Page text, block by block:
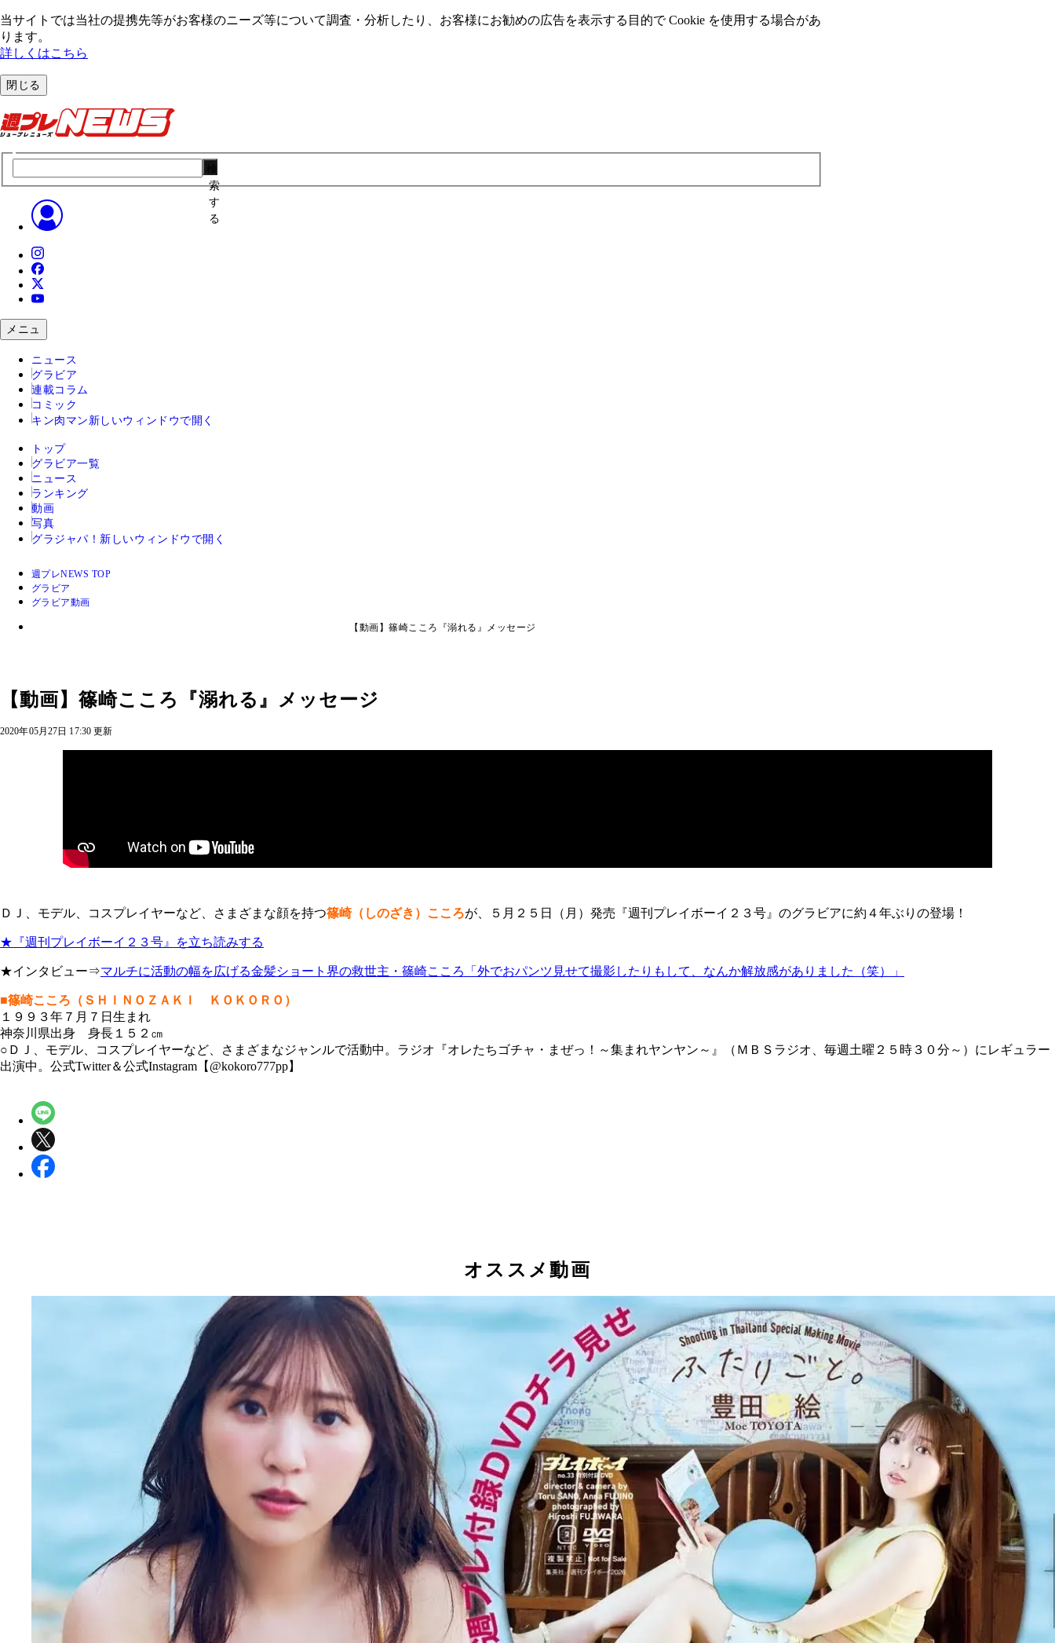
当サイトでは当社の提携先等がお客様のニーズ等について調査・分析したり、お客様にお勧めの広告を表⽰する⽬的で Cookie を使⽤する場合があ
ります。
詳しくはこちら
閉じる
索
す
る
メニュ
ニュース
グラビア
連載コラム
コミック
キン肉マン 新しいウィンドウで開く
トップ
グラビア一覧
ニュース
ランキング
動画
写真
グラジャパ！ 新しいウィンドウで開く
週プレNEWS TOP
グラビア
グラビア動画
【動画】篠崎こころ『溺れる』メッセージ
【動画】篠崎こころ『溺れる』メッセージ
2020年05月27日 17:30 更新
ＤＪ、モデル、コスプレイヤーなど、さまざまな顔を持つ篠崎（しのざき）こころが、５月２５日（月）発売『週刊プレイボーイ２３号』のグラビアに約４年ぶりの登場！
★『週刊プレイボーイ２３号』を立ち読みする
★インタビュー⇒マルチに活動の幅を広げる金髪ショート界の救世主・篠崎こころ「外でおパンツ見せて撮影したりもして、なんか解放感がありました（笑）」
■篠崎こころ（ＳＨＩＮＯＺＡＫＩ ＫＯＫＯＲＯ）
１９９３年７月７日生まれ
神奈川県出身 身長１５２㎝
○ＤＪ、モデル、コスプレイヤーなど、さまざまなジャンルで活動中。ラジオ『オレたちゴチャ・まぜっ！～集まれヤンヤン～』（ＭＢＳラジオ、毎週土曜２５時３０分～）にレギュラー
出演中。公式Twitter＆公式Instagram【@kokoro777pp】
オススメ動画